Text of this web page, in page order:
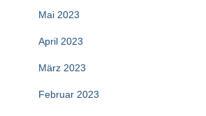
Mai 2023
April 2023
März 2023
Februar 2023